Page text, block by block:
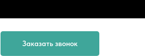
Заказать звонок